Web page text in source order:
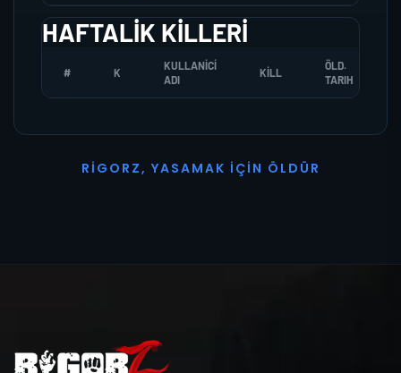
HAFTALIK KILLERI
# K
KULLANICI
ADI
KILL
ÖLD.
TARIH
R I G O R Z, YASAMAK İ ÇI N Ö L D Ü R